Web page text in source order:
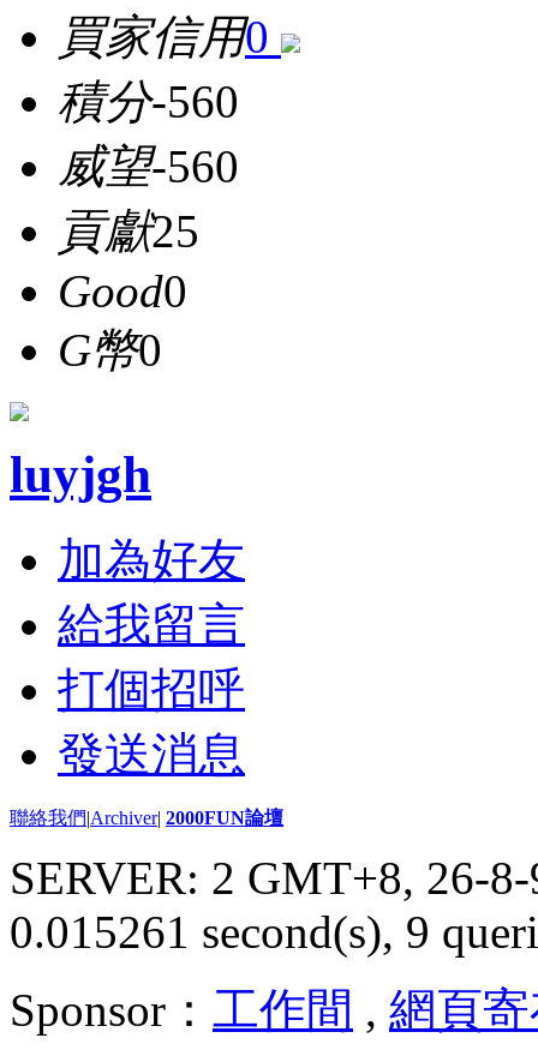
買家信用0
積分-560
威望-560
貢獻25
Good0
G幣0
luyjgh
加為好友
給我留言
打個招呼
發送消息
聯絡我們|Archiver| 2000FUN論壇
SERVER: 2 GMT+8, 26-
0.015261 second(s), 9
Sponsor： 工作間 , 網頁